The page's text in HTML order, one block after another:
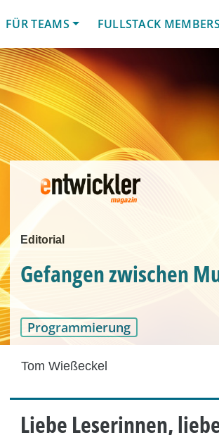
FÜR TEAMS
FULLSTACK
Editorial
Gefangen zwischen
Programmierung
Tom Wießeckel
Liebe Leserinnen,